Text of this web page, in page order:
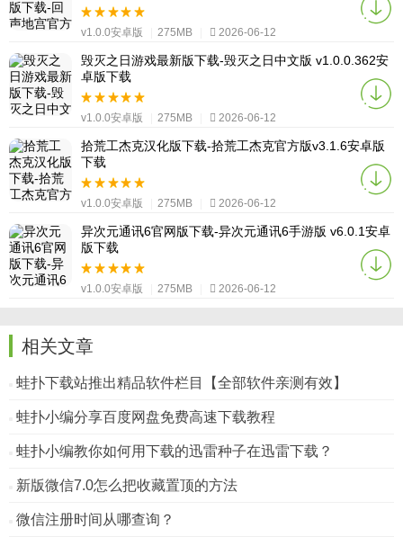
v1.0.0安卓版 275MB 2026-06-12
毁灭之日游戏最新版下载-毁灭之日中文版 v1.0.0.362安
卓版下载
v1.0.0安卓版 275MB 2026-06-12
拾荒工杰克汉化版下载-拾荒工杰克官方版v3.1.6安卓版
下载
v1.0.0安卓版 275MB 2026-06-12
异次元通讯6官网版下载-异次元通讯6手游版 v6.0.1安卓
版下载
v1.0.0安卓版 275MB 2026-06-12
相关文章
蛙扑下载站推出精品软件栏目【全部软件亲测有效】
蛙扑小编分享百度网盘免费高速下载教程
蛙扑小编教你如何用下载的迅雷种子在迅雷下载？
新版微信7.0怎么把收藏置顶的方法
微信注册时间从哪查询？